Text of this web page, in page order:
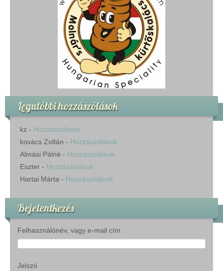
Legutóbbi hozzászólások
kz - Hozzászólások
kovács Zoltán - Hozzászólások
Almási Pálné - Hozzászólások
Eszter - Hozzászólások
Hartai Márta - Hozzászólások
Bejelentkezés
Felhasználónév, vagy e-mail cím
Jelszó